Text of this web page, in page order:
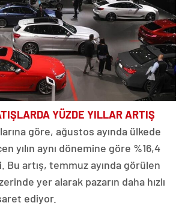
YÜZDE YILLAR ARTIŞ
göre, ağustos ayında ülkede
yılın aynı dönemine göre %16,4
Bu artış, temmuz ayında görülen
yer alarak pazarın daha hızlı
ediyor.